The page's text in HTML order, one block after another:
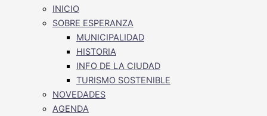
INICIO
SOBRE ESPERANZA
MUNICIPALIDAD
HISTORIA
INFO DE LA CIUDAD
TURISMO SOSTENIBLE
NOVEDADES
AGENDA